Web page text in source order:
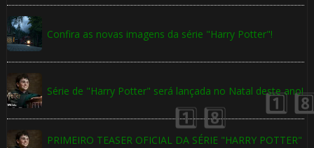
Confira as novas imagens da série "Harry Potter"!
Série de "Harry Potter" será lançada no Natal deste ano!
PRIMEIRO TEASER OFICIAL DA SÉRIE "HARRY POTTER"